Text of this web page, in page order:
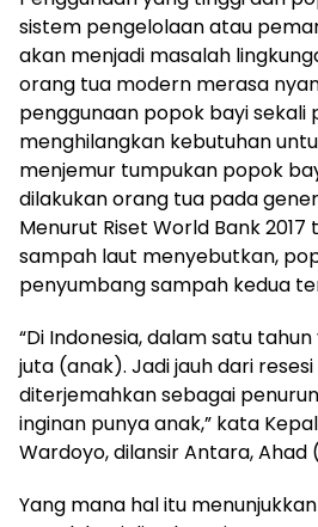
sistem pengelolaan atau
akan menjadi masalah
orang tua modern merasa
penggunaan popok bayi sekali
menghilangkan kebutuhan
menjemur tumpukan popok
dilakukan orang tua pada
Menurut Riset World Bank
sampah laut menyebutkan,
penyumbang sampah kedua
“Di Indonesia, dalam satu
juta (anak). Jadi jauh dari resesi
diterjemahkan sebagai
inginan punya anak,” kata
Wardoyo, dilansir Antara, Ahad
Yang mana hal itu